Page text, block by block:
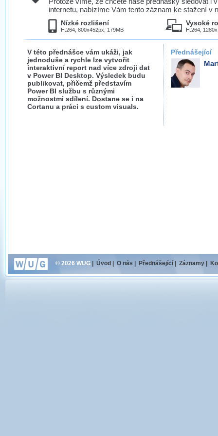
internetu, nabízíme Vám tento záznam ke stažení v
Nízké rozlišení
H.264, 800x452px, 179MB
Vysoké
H.264,
V této přednášce vám ukáži, jak
jednoduše a rychle lze vytvořit
interaktivní report nad více zdroji dat
v Power BI Desktop. Výsledek budu
publikovat, přičemž představím
Power BI službu s různými
možnostmi sdílení. Dostane se i na
Cortanu a práci s custom visuals.
Přednášející
© 2026 WUG Úvod O nás Přednášející Záznamy